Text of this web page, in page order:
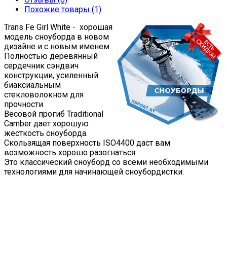
Похожие товары (1)
Trans Fe Girl White - хорошая
модель сноуборда в новом
дизайне и с новым именем.
Полностью деревянный
сердечник сэндвич
конструкции, усиленный
биаксиальным
стекловолокном для
прочности.
Весовой прогиб Traditional
Camber дает хорошую
жесткость сноуборда.
Скользящая поверхность ISO4400 даст вам
возможность хорошо разогнаться.
Это классический сноуборд со всеми необходимыми
технологиями для начинающей сноубордистки.